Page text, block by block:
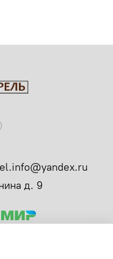
д. 9